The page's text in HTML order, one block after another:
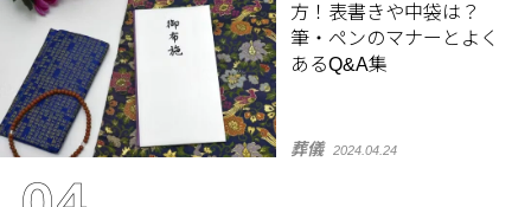
方！表書きや中袋は？
筆・ペンのマナーとよく
あるQ&A集
葬儀 2024.04.24